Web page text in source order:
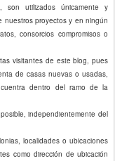
utilizados únicamente y
nuestros proyectos y en ningún
consorcios compromisos o
visitantes de este blog, pues
de casas nuevas o usadas,
dentro del ramo de la
independientemente del
localidades o ubicaciones
como dirección de ubicación